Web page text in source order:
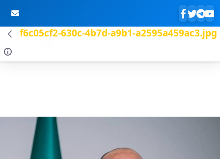
f6c05cf2-630c-4b7d-a9b1-a2595a459ac3.jpg